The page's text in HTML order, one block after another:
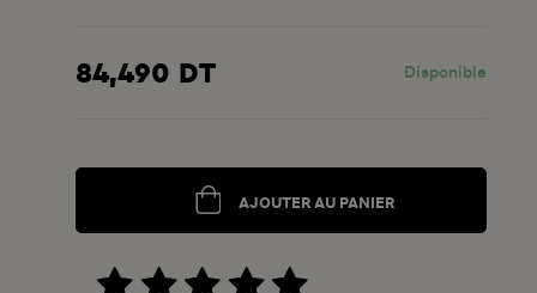
84,490 DT Disponible
AJOUTER AU PANIER